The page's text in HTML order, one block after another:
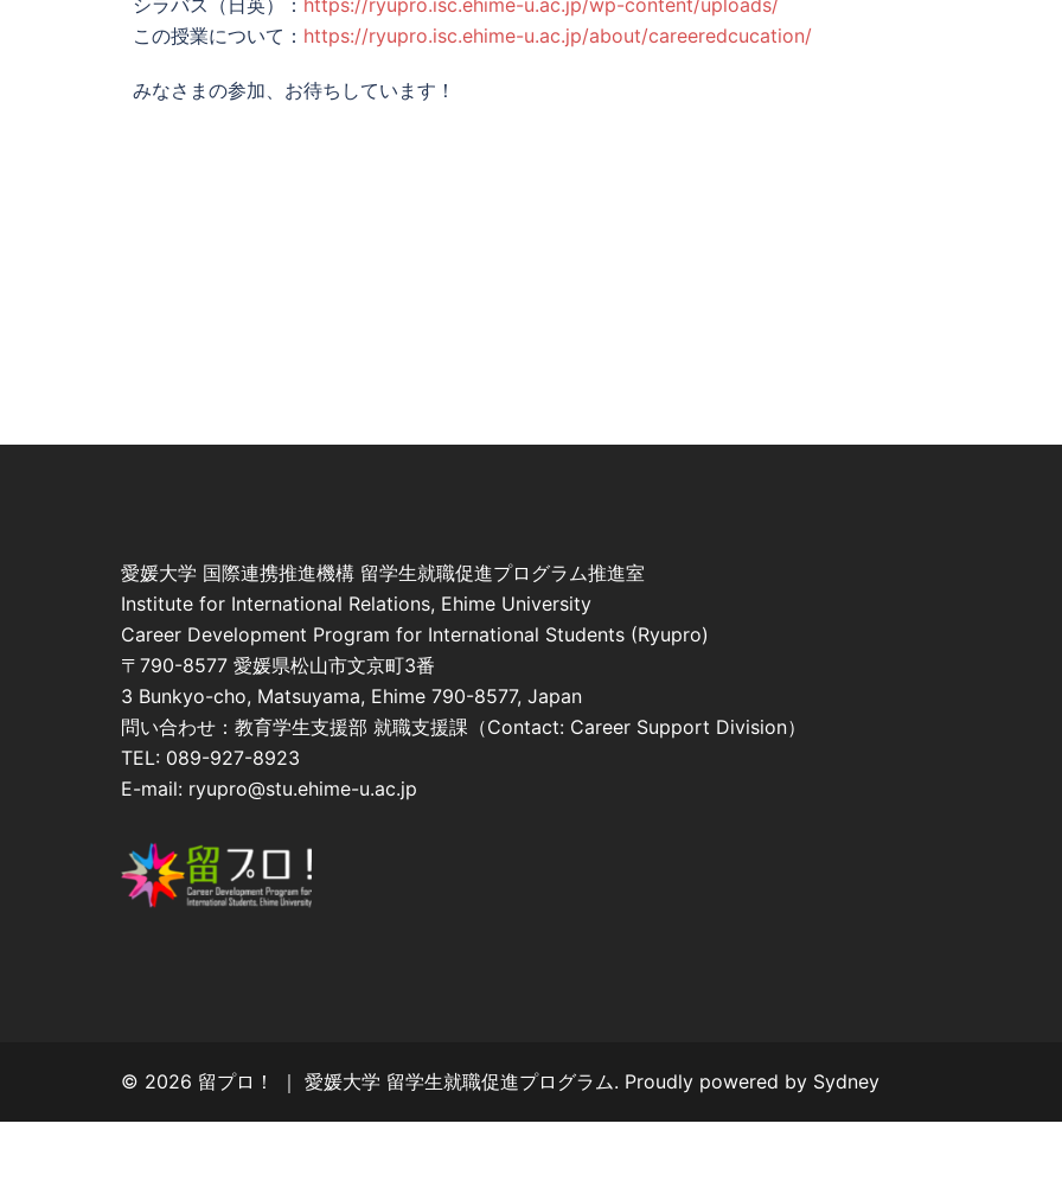
シラバス（日英）： https://ryupro.isc.ehime-u.ac.jp/wp-content/uploads/
この授業について： https://ryupro.isc.ehime-u.ac.jp/about/careeredcucation/
みなさまの参加、お待ちしています！
愛媛大学 国際連携推進機構 留学生就職促進プログラム推進室
Institute for International Relations, Ehime University
Career Development Program for International Students (Ryupro)
〒790-8577 愛媛県松山市文京町3番
3 Bunkyo-cho, Matsuyama, Ehime 790-8577, Japan
問い合わせ：教育学生支援部 就職支援課（Contact: Career Support Division）
TEL: 089-927-8923
E-mail: ryupro@stu.ehime-u.ac.jp
© 2026 留プロ！ ｜ 愛媛大学 留学生就職促進プログラム. Proudly powered by Sydney